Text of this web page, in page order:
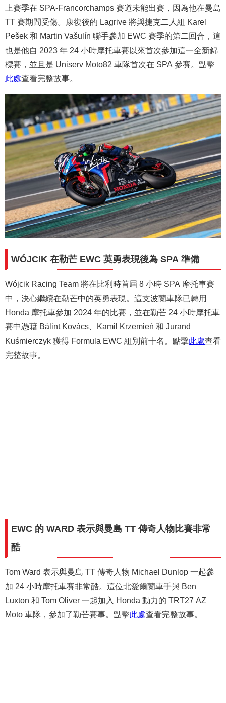
上賽季在 SPA-Francorchamps 賽道未能出賽，因為他在曼島
TT 賽期間受傷。康復後的 Lagrive 將與捷克二人組 Karel
Pešek 和 Martin Vašulín 聯手參加 EWC 賽季的第二回合，這
也是他自 2023 年 24 小時摩托車賽以來首次參加這一全新錦
標賽，並且是 Uniserv Moto82 車隊首次在 SPA 參賽。點擊
此處查看完整故事。
WÓJCIK 在勒芒 EWC 英勇表現後為 SPA 準備
Wójcik Racing Team 將在比利時首屆 8 小時 SPA 摩托車賽
中，決心繼續在勒芒中的英勇表現。這支波蘭車隊已轉用
Honda 摩托車參加 2024 年的比賽，並在勒芒 24 小時摩托車
賽中憑藉 Bálint Kovács、Kamil Krzemień 和 Jurand
Kuśmierczyk 獲得 Formula EWC 組別前十名。點擊此處查看
完整故事。
EWC 的 WARD 表示與曼島 TT 傳奇人物比賽非常
酷
Tom Ward 表示與曼島 TT 傳奇人物 Michael Dunlop 一起參
加 24 小時摩托車賽非常酷。這位北愛爾蘭車手與 Ben
Luxton 和 Tom Oliver 一起加入 Honda 動力的 TRT27 AZ
Moto 車隊，參加了勒芒賽事。點擊此處查看完整故事。